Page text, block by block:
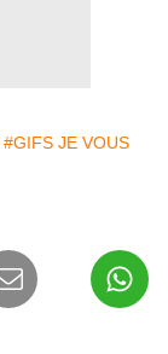
#GIFS JE VOUS